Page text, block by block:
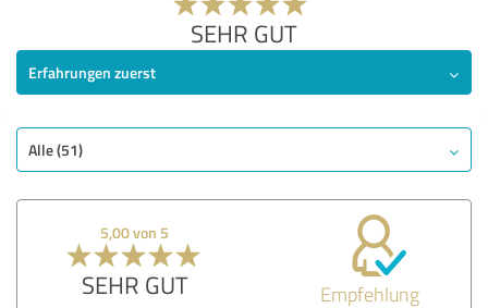
SEHR GUT
Erfahrungen zuerst
Alle (51)
5,00 von 5
SEHR GUT Empfehlung